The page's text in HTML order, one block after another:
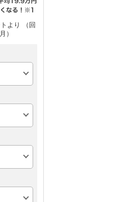
より （回
）